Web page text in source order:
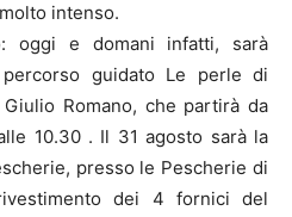
intenso.
oggi e domani infatti, sarà
guidato Le perle di
Romano, che partirà da
10.30 . Il 31 agosto sarà la
presso le Pescherie di
dei 4 fornici del